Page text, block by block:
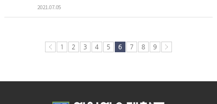
2021.07.05
1 2 3 4 5 6 7 8 9